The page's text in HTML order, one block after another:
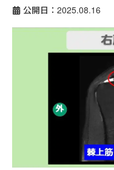
公開日：2025.08.16